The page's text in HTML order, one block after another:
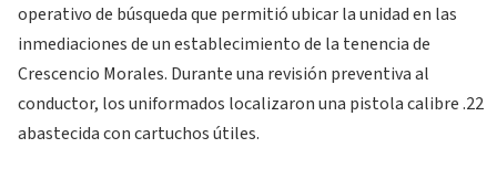
operativo de búsqueda que permitió ubicar la unidad en las
inmediaciones de un establecimiento de la tenencia de
Crescencio Morales. Durante una revisión preventiva al
conductor, los uniformados localizaron una pistola calibre .22
abastecida con cartuchos útiles.